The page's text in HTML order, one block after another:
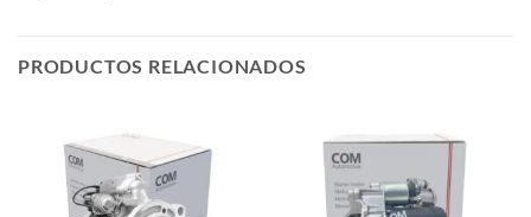
PRODUCTOS RELACIONADOS